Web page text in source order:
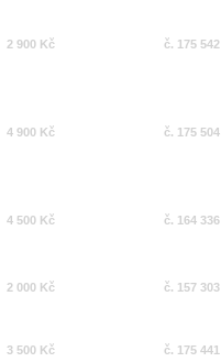
2 900 Kč č. 175 542
4 900 Kč č. 175 504
4 500 Kč č. 164 336
2 000 Kč č. 157 303
3 500 Kč č. 175 441